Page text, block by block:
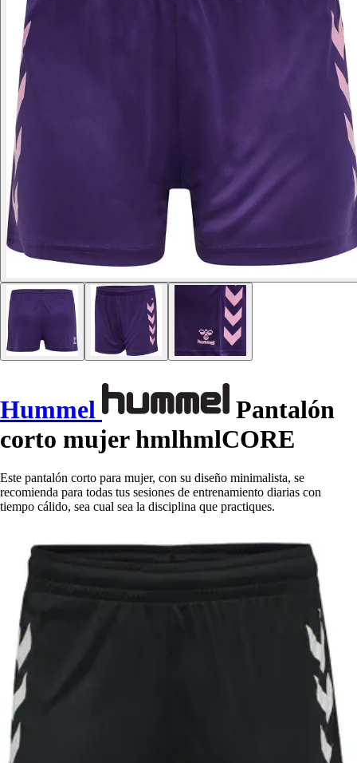
Hummel
Pantalón
corto mujer hmlhmlCORE
Este pantalón corto para mujer, con su diseño minimalista, se
recomienda para todas tus sesiones de entrenamiento diarias con
tiempo cálido, sea cual sea la disciplina que practiques.